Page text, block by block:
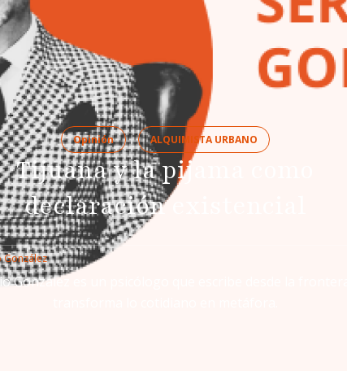
Opinión ALQUIMISTA URBANO
Tijuana y la pijama como
declaración existencial
González
Gonzalez es un psicólogo que escribe desde la